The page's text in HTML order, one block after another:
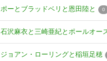
ポーとブラッドベリと恩田陸と 0
石沢麻衣と三崎亜紀とポールオー
ジョアン・ローリングと稲垣足穂